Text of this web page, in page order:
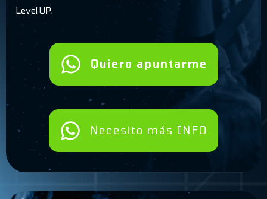
Level UP.
Quiero apuntarme
Necesito más INFO